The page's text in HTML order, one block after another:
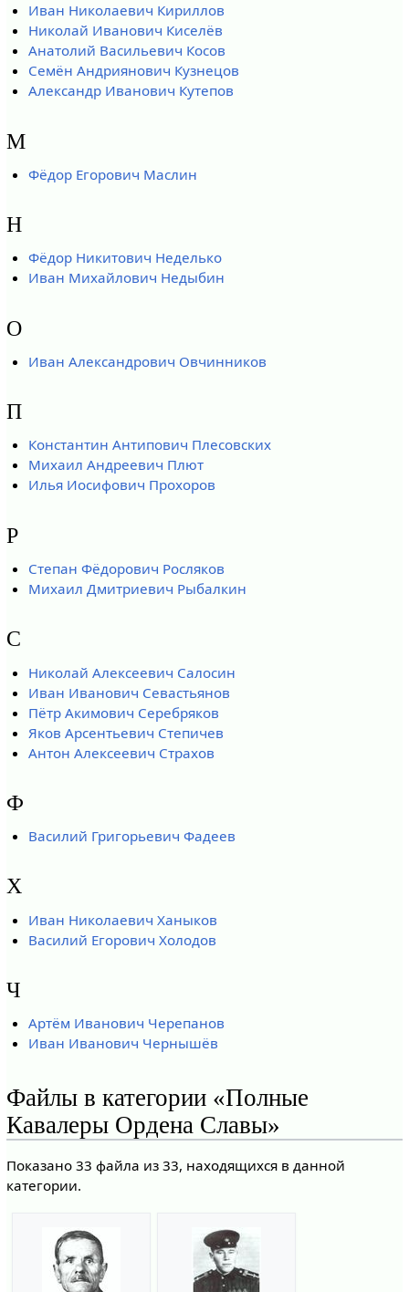
Иван Николаевич Кириллов
Николай Иванович Киселёв
Анатолий Васильевич Косов
Семён Андриянович Кузнецов
Александр Иванович Кутепов
М
Фёдор Егорович Маслин
Н
Фёдор Никитович Неделько
Иван Михайлович Недыбин
О
Иван Александрович Овчинников
П
Константин Антипович Плесовских
Михаил Андреевич Плют
Илья Иосифович Прохоров
Р
Степан Фёдорович Росляков
Михаил Дмитриевич Рыбалкин
С
Николай Алексеевич Салосин
Иван Иванович Севастьянов
Пётр Акимович Серебряков
Яков Арсентьевич Степичев
Антон Алексеевич Страхов
Ф
Василий Григорьевич Фадеев
Х
Иван Николаевич Ханыков
Василий Егорович Холодов
Ч
Артём Иванович Черепанов
Иван Иванович Чернышёв
Файлы в категории «Полные
Кавалеры Ордена Славы»
Показано 33 файла из 33, находящихся в данной
категории.